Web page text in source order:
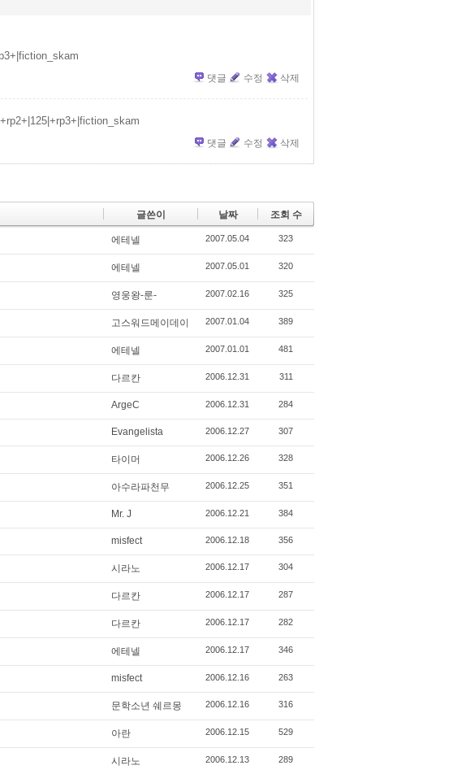
댓글 수정 삭제
댓글 수정 삭제
글쓴이 날짜 조회 수
에테넬 2007.05.04 323
에테넬 2007.05.01 320
영웅왕-룬- 2007.02.16 325
고스워드메이데이 2007.01.04 389
에테넬 2007.01.01 481
다르칸 2006.12.31 311
ArgeC 2006.12.31 284
Evangelista 2006.12.27 307
타이머 2006.12.26 328
아수라파천무 2006.12.25 351
Mr. J 2006.12.21 384
misfect 2006.12.18 356
시라노 2006.12.17 304
다르칸 2006.12.17 287
다르칸 2006.12.17 282
에테넬 2006.12.17 346
misfect 2006.12.16 263
문학소년 쉐르몽 2006.12.16 316
아란 2006.12.15 529
시라노 2006.12.13 289